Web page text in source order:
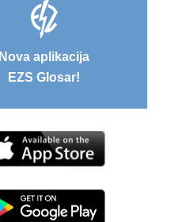
Nova aplikacija
EZS Glosar!